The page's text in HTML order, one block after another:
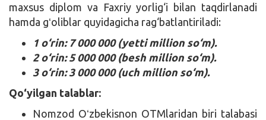
maxsus diplom va Faxriy yorlig‘i bilan taqdirlanadi
hamda gʻoliblar quyidagicha rag‘batlantiriladi:
1 o‘rin: 7 000 000 (yetti million so‘m).
2 o‘rin: 5 000 000 (besh million so‘m).
3 o‘rin: 3 000 000 (uch million so‘m).
Qo‘yilgan talablar:
Nomzod Oʻzbekisnon OTMlaridan biri talabasi